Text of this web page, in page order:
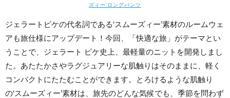
ズィー’ロングパンツ
ジェラートピケの代名詞である‘スムーズィー’素材のルームウェ
アも旅仕様にアップデート！今回、「快適な旅」がテーマとい
うことで、ジェラート ピケ史上、最軽量のニットを開発しまし
た。あたたかさやラグジュアリーな肌触りはそのままに、軽く
コンパクトにたたむことができます。とろけるような肌触り
の‘スムーズィー’素材は、旅先のどんな気候でも、季節を問わず